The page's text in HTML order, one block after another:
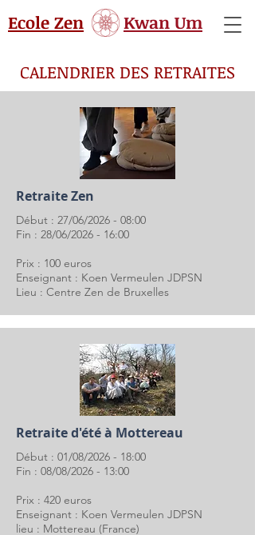
Ecole Zen Kwan Um
CALENDRIER DES RETRAITES
Retraite Zen
Début : 27/06/2026 - 08:00
Fin : 28/06/2026 - 16:00
Prix : 100 euros
Enseignant : Koen Vermeulen JDPSN
Lieu : Centre Zen de Bruxelles
Retraite d'été à Mottereau
Début : 01/08/2026 - 18:00
Fin : 08/08/2026 - 13:00
Prix : 420 euros
Enseignant : Koen Vermeulen JDPSN
lieu : Mottereau (France)